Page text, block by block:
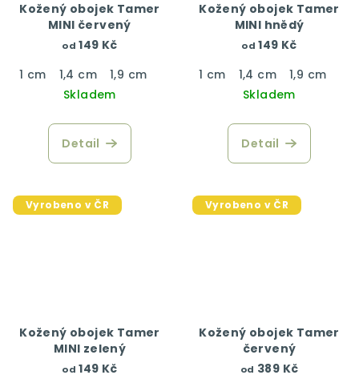
Kožený obojek Tamer
MINI červený
od 149 Kč
1 cm
1,4 cm
1,9 cm
Skladem
Detail
Kožený obojek Tamer
MINI hnědý
od 149 Kč
1 cm
1,4 cm
1,9 cm
Skladem
Detail
Vyrobeno v ČR
Kožený obojek Tamer
MINI zelený
od 149 Kč
Vyrobeno v ČR
Kožený obojek Tamer
červený
od 389 Kč